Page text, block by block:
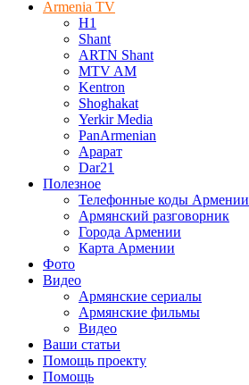
Armenia TV
H1
Shant
ARTN Shant
MTV AM
Kentron
Shoghakat
Yerkir Media
PanArmenian
Арарат
Dar21
Полезное
Телефонные коды Армении
Армянский разговорник
Города Армении
Карта Армении
Фото
Видео
Армянские сериалы
Армянские фильмы
Видео
Ваши статьи
Помощь проекту
Помощь